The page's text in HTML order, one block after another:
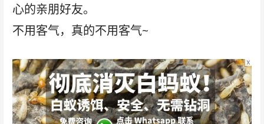
心的亲朋好友。
不用客气，真的不用客气~